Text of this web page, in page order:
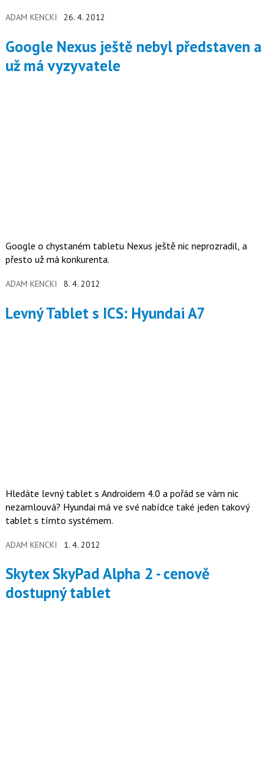
ADAM KENCKI 26. 4. 2012
Google Nexus ještě nebyl představen a
už má vyzyvatele
Google o chystaném tabletu Nexus ještě nic neprozradil, a
přesto už má konkurenta.
ADAM KENCKI 8. 4. 2012
Levný Tablet s ICS: Hyundai A7
Hledáte levný tablet s Androidem 4.0 a pořád se vám nic
nezamlouvá? Hyundai má ve své nabídce také jeden takový
tablet s tímto systémem.
ADAM KENCKI 1. 4. 2012
Skytex SkyPad Alpha 2 - cenově
dostupný tablet